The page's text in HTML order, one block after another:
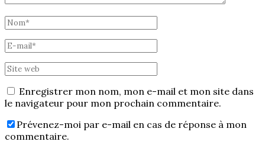
Enregistrer mon nom, mon e-mail et mon site dans
le navigateur pour mon prochain commentaire.
Prévenez-moi par e-mail en cas de réponse à mon
commentaire.